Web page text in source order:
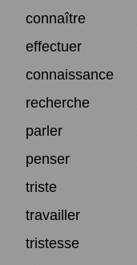
connaître
effectuer
connaissance
recherche
parler
penser
triste
travailler
tristesse